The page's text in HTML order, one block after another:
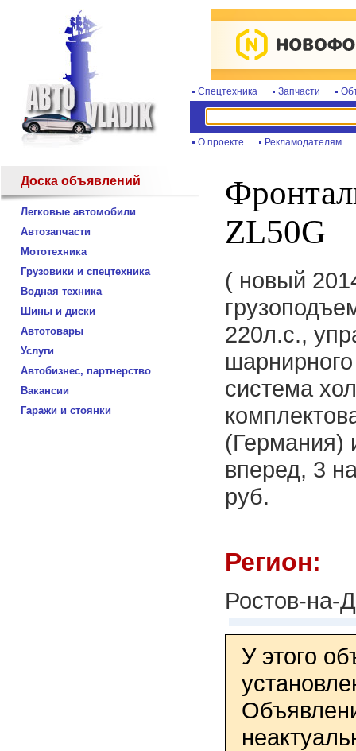
Спецтехника Запчасти
О проекте Рекламодателям
Доска объявлений
Легковые автомобили
Автозапчасти
Мототехника
Грузовики и спецтехника
Водная техника
Шины и диски
Автотовары
Услуги
Автобизнес, партнерство
Вакансии
Гаражи и стоянки
ZL50G
( новый
220л.с.,
система
(Германия)
вперед, 3
руб.
Регион:
Ростов-на-
У этого